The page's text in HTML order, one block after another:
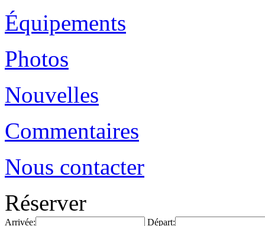
Équipements
Photos
Nouvelles
Commentaires
Nous contacter
Réserver
Arrivée: Départ: